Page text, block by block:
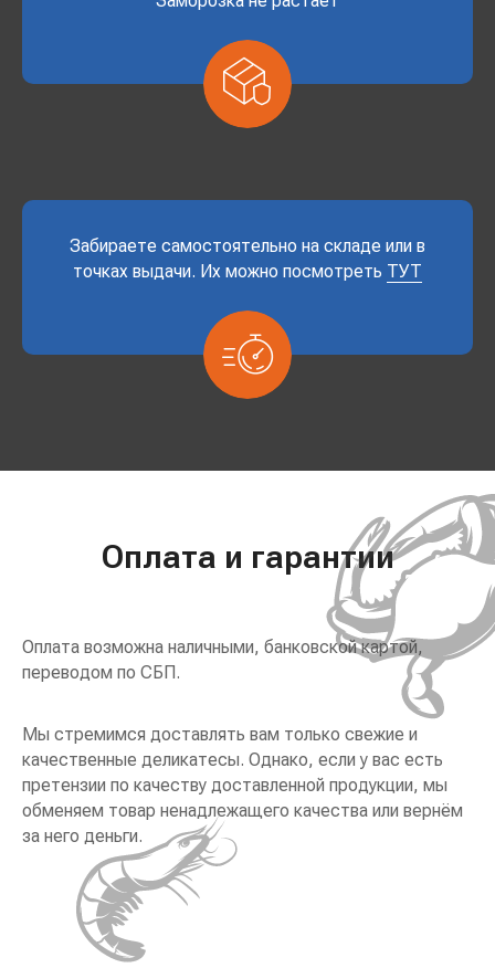
Забираете самостоятельно на складе или в
точках выдачи. Их можно посмотреть ТУТ
Оплата и гарантии
Оплата возможна наличными, банковской картой,
переводом по СБП.
Мы стремимся доставлять вам только свежие и
качественные деликатесы. Однако, если у вас есть
претензии по качеству доставленной продукции, мы
обменяем товар ненадлежащего качества или вернём
за него деньги.